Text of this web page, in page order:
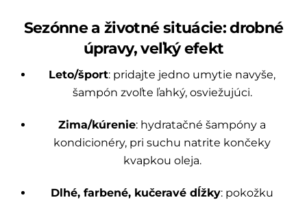
Sezónne a životné situácie: drobné
úpravy, veľký efekt
Leto/šport: pridajte jedno umytie navyše,
šampón zvoľte ľahký, osviežujúci.
Zima/kúrenie: hydratačné šampóny a
kondicionéry, pri suchu natrite končeky
kvapkou oleja.
Dlhé, farbené, kučeravé dĺžky: pokožku